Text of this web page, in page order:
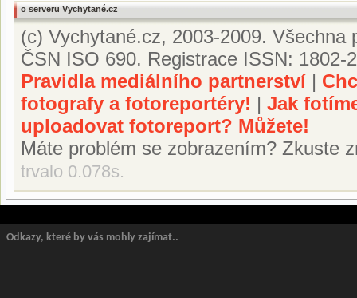
o serveru Vychytané.cz
(c) Vychytané.cz, 2003-2009.
ČSN ISO 690. Registrace ISSN: 1802-
Pravidla mediálního partnerství|
fotografy a fotoreportéry! | Jak
uploadovat fotoreport? Můžete!
Máte problém se zobrazením? Zkuste
trvalo 0.078s.
Odkazy, které by vás mohly zajímat..